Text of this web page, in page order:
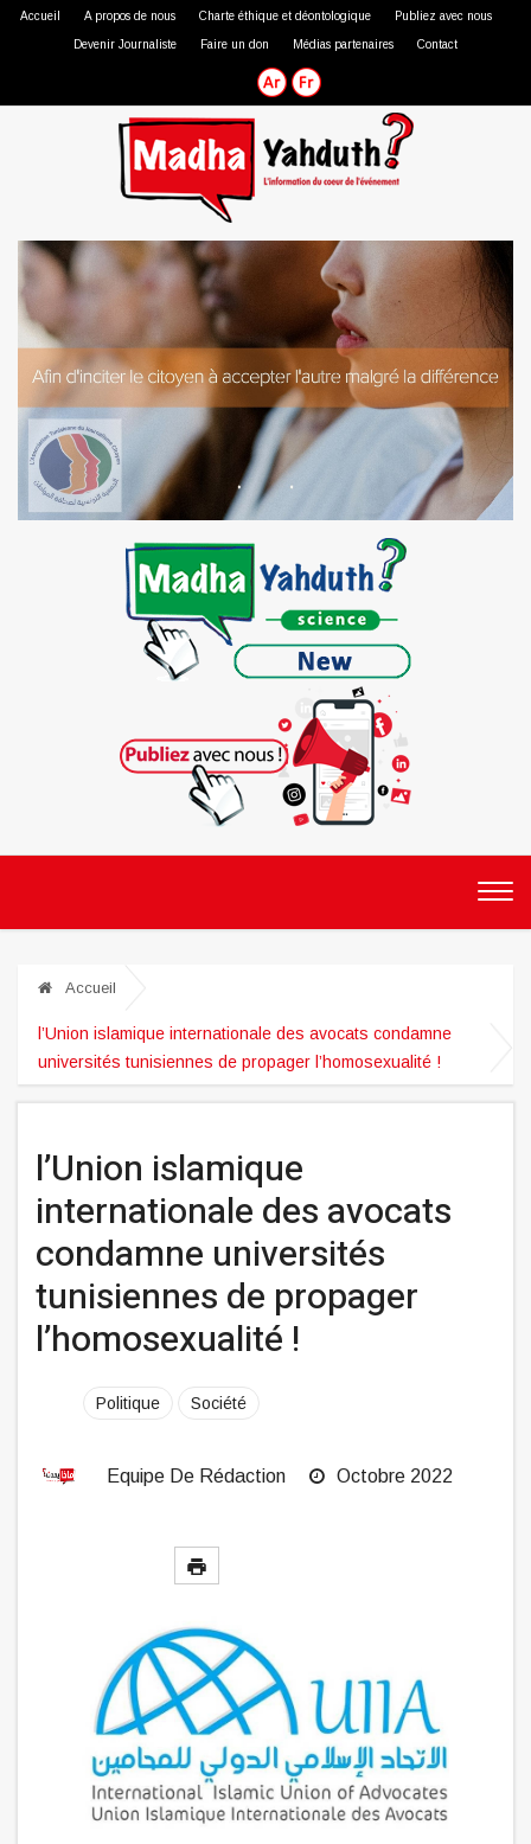
Accueil A propos de nous Charte éthique et déontologique Publiez avec nous
Devenir Journaliste Faire un don Médias partenaires Contact
Accueil
l’Union islamique internationale des avocats condamne
universités tunisiennes de propager l’homosexualité !
l’Union islamique
internationale des avocats
condamne universités
tunisiennes de propager
l’homosexualité !
Politique Société
Equipe De Rédaction Octobre 2022